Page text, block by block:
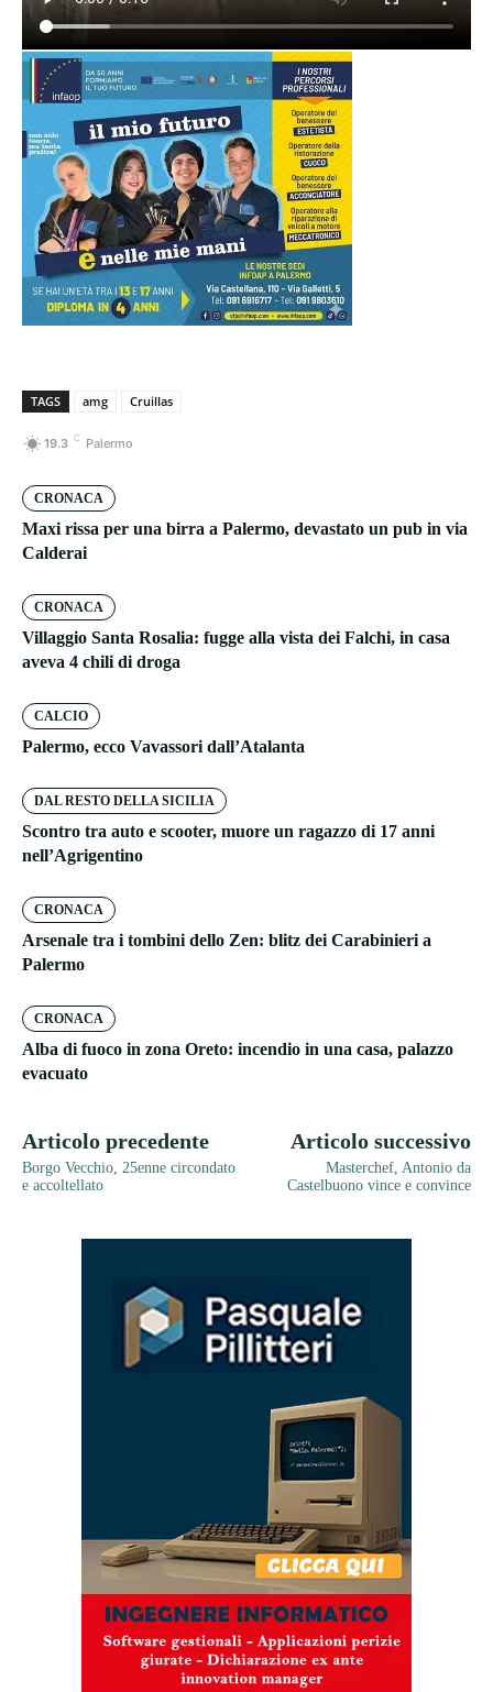
TAGS amg Cruillas
19.3 C Palermo
CRONACA
Maxi rissa per una birra a Palermo, devastato un pub in via
Calderai
CRONACA
Villaggio Santa Rosalia: fugge alla vista dei Falchi, in casa
aveva 4 chili di droga
CALCIO
Palermo, ecco Vavassori dall’Atalanta
DAL RESTO DELLA SICILIA
Scontro tra auto e scooter, muore un ragazzo di 17 anni
nell’Agrigentino
CRONACA
Arsenale tra i tombini dello Zen: blitz dei Carabinieri a
Palermo
CRONACA
Alba di fuoco in zona Oreto: incendio in una casa, palazzo
evacuato
Articolo precedente
Borgo Vecchio, 25enne circondato
e accoltellato
Articolo successivo
Masterchef, Antonio da
Castelbuono vince e convince